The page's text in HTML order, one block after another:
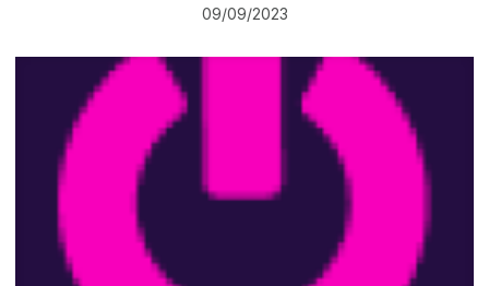
09/09/2023